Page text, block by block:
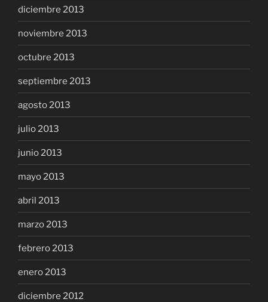
diciembre 2013
noviembre 2013
octubre 2013
septiembre 2013
agosto 2013
julio 2013
junio 2013
mayo 2013
abril 2013
marzo 2013
febrero 2013
enero 2013
diciembre 2012